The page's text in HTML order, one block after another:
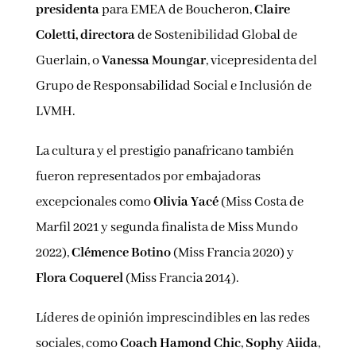
presidentapara EMEA de Boucheron,Claire
Coletti, directorade Sostenibilidad Global de
Guerlain, oVanessa Moungar, vicepresidenta del
Grupo de Responsabilidad Social e Inclusión de
LVMH.
La cultura y el prestigio panafricano también
fueron representados por embajadoras
excepcionales comoOlivia Yacé(Miss Costa de
Marfil 2021 y segunda finalista de Miss Mundo
2022),Clémence Botino(Miss Francia 2020) y
Flora Coquerel(Miss Francia 2014).
Líderes de opinión imprescindibles en las redes
sociales, comoCoach Hamond Chic,Sophy Aiida,